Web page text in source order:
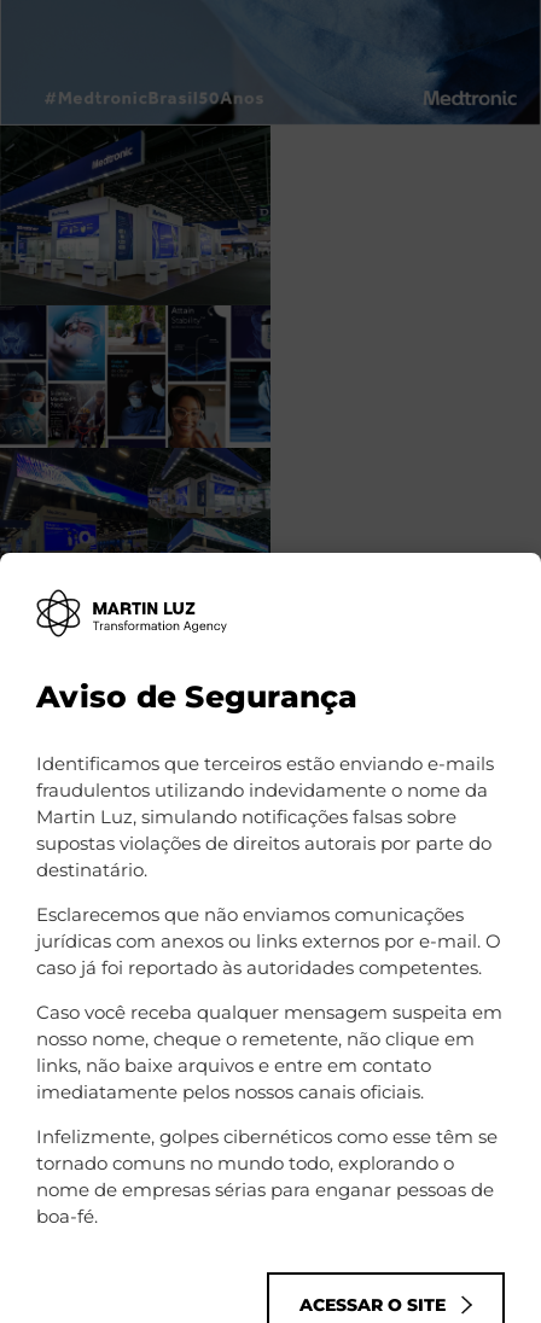
Aviso de Segurança
Identificamos que terceiros estão enviando e-mails
fraudulentos utilizando indevidamente o nome da
Martin Luz, simulando notificações falsas sobre
supostas violações de direitos autorais por parte do
destinatário.
Esclarecemos que não enviamos comunicações
jurídicas com anexos ou links externos por e-mail. O
caso já foi reportado às autoridades competentes.
Caso você receba qualquer mensagem suspeita em
nosso nome, cheque o remetente, não clique em
links, não baixe arquivos e entre em contato
imediatamente pelos nossos canais oficiais.
Infelizmente, golpes cibernéticos como esse têm se
tornado comuns no mundo todo, explorando o
nome de empresas sérias para enganar pessoas de
boa-fé.
ACESSAR O SITE